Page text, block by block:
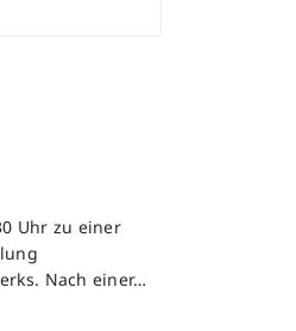
Uhr zu einer
Nach einer…